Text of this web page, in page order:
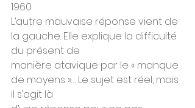
1960.
L’autre mauvaise réponse vient de
la gauche. Elle explique la difficulté
du présent de
manière atavique par le « manque
de moyens »… Le sujet est réel, mais
il s’agit là